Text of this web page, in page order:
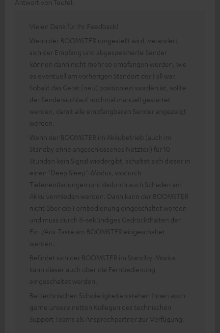
Antwort von Teufel:
Vielen Dank für Ihr Feedback!
Wenn der BOOMSTER umgestellt wird, verändert
sich der Empfang und abgespeicherte Sender
können dann nicht mehr so empfangen werden, wie
es eventuell am vorherigen Standort der Fall war.
Sobald das Gerät (neu) positioniert worden ist, sollte
der Sendersuchlauf nochmal manuell gestartet
werden, damit alle empfangbaren Sender angezeigt
werden.
Wenn der BOOMSTER im Akkubetrieb (auch im
Standby ohne angeschlossenes Netzteil) für 10
Stunden kein Signal wiedergibt, schaltet sich dieser in
einen "Deep Sleep"-Modus, wodurch
Tiefenentladungen und dadurch auch Schäden am
Akku vermieden werden. Dann kann der BOOMSTER
nicht über die Fernbedienung eingeschaltet werden
und muss durch 8-sekündiges Gedrückthalten der
Ein-/Aus-Taste am BOOMSTER eingeschaltet
werden.
Befindet sich der BOOMSTER im Standby-Modus
kann dieser auch über die Fernbedienung
eingeschaltet werden.
Bei technischen Schwierigkeiten stehen Ihnen auch
gerne unsere netten Kollegen des technischen
Support Teams als Ansprechpartner zur Verfügung.